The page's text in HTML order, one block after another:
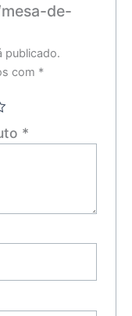
de-
publicado.
com *
*